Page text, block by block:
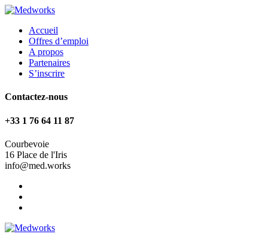
Accueil
Offres d’emploi
A propos
Partenaires
S’inscrire
Contactez-nous
+33 1 76 64 11 87
Courbevoie
16 Place de l'Iris
info@med.works